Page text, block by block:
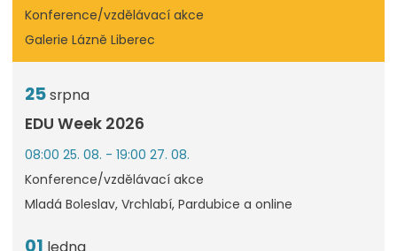
Konference/vzdělávací akce
Galerie Lázně Liberec
25srpna
EDU Week 2026
08:00 25. 08. - 19:00 27. 08.
Konference/vzdělávací akce
Mladá Boleslav, Vrchlabí, Pardubice a online
01 ledna